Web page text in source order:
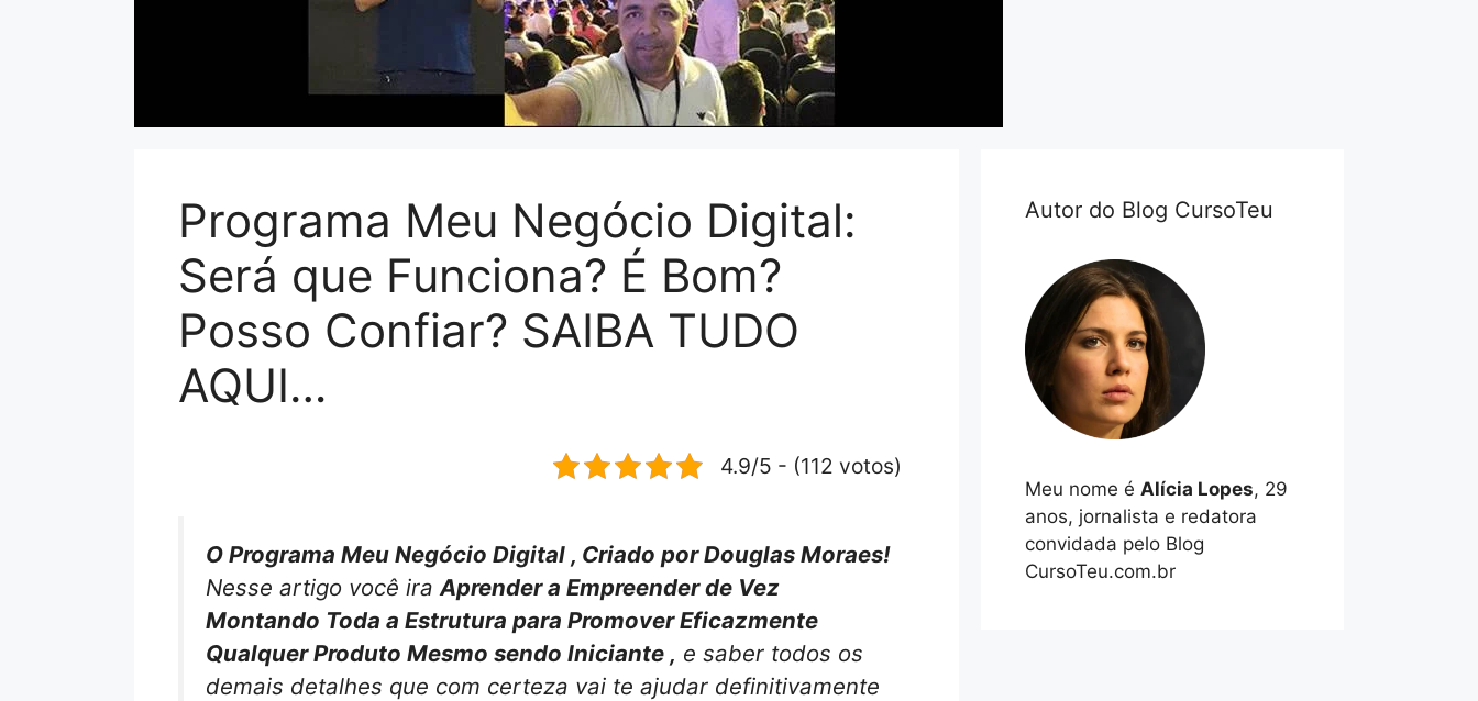
Programa Meu Negócio Digital:
Será que Funciona? É Bom?
Posso Confiar? SAIBA TUDO
AQUI…
4.9/5 - (112 votos)
O Programa Meu Negócio Digital , Criado por Douglas Moraes!
Nesse artigo você iraAprender a Empreender de Vez
Montando Toda a Estrutura para Promover Eficazmente
Qualquer Produto Mesmo sendo Iniciante , e saber todos os
demais detalhes que com certeza vai te ajudar definitivamente
Autor do Blog CursoTeu
Meu nome é Alícia Lopes, 29
anos, jornalista e redatora
convidada pelo Blog
CursoTeu.com.br